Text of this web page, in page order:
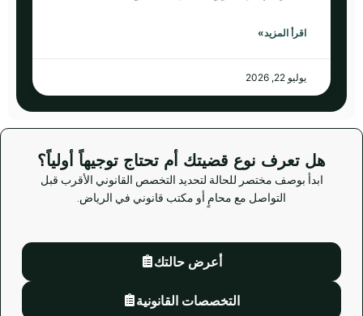
اقرأ المزيد»
يوليو 22, 2026
هل تعرف نوع قضيتك أم تحتاج توجيهاً أولياً؟
ابدأ بوصف مختصر للحالة لتحديد التخصص القانوني الأقرب قبل
التواصل مع محامٍ أو مكتب قانوني في الرياض.
أعرض حالتك
التخصصات القانونية